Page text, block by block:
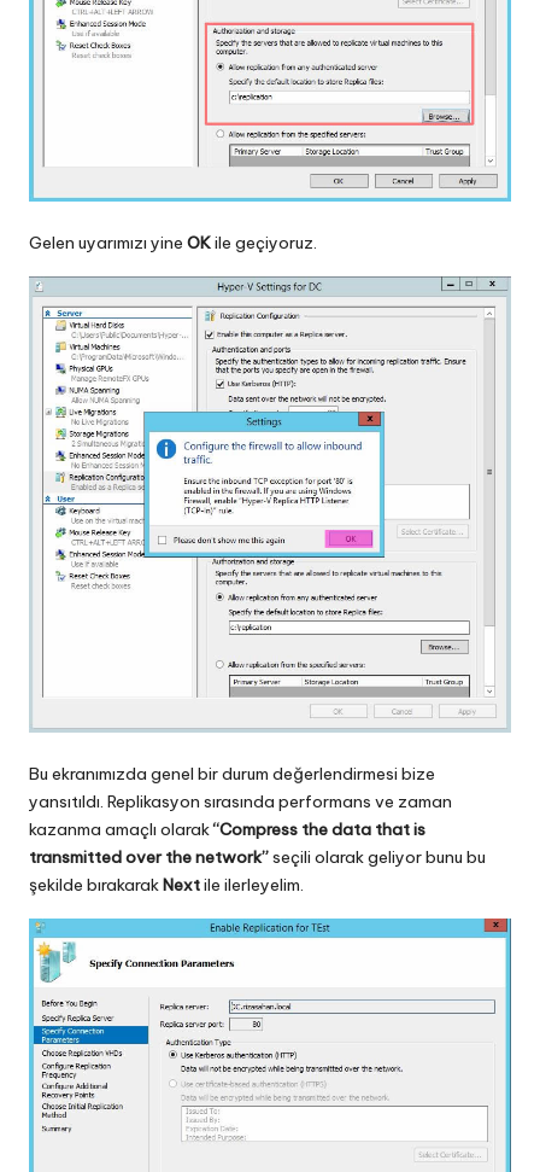
Gelen uyarımızı yine OKile geçiyoruz.
Bu ekranımızda genel bir durum değerlendirmesi bize
yansıtıldı. Replikasyon sırasında performans ve zaman
kazanma amaçlı olarak“Compress the data that is
transmitted over the network”seçili olarak geliyor bunu bu
şekilde bırakarakNextile ilerleyelim.